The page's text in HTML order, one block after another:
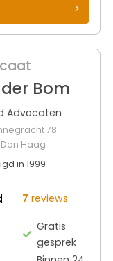
Bom
Advocaten
78
Den Haag
in 1999
7 reviews
Gratis
gesprek